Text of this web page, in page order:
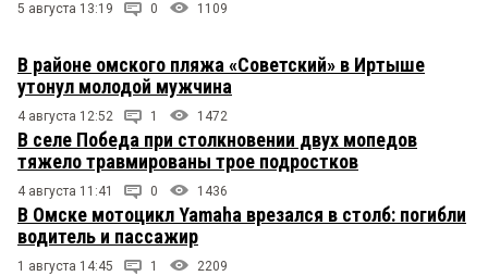
5 августа 13:19 0 1109
В районе омского пляжа «Советский» в Иртыше
утонул молодой мужчина
4 августа 12:52 1 1472
В селе Победа при столкновении двух мопедов
тяжело травмированы трое подростков
4 августа 11:41 0 1436
В Омске мотоцикл Yamaha врезался в столб: погибли
водитель и пассажир
1 августа 14:45 1 2209